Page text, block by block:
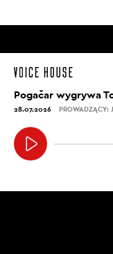
Pogačar wygrywa
28.07.2026 PROWADZĄCY: